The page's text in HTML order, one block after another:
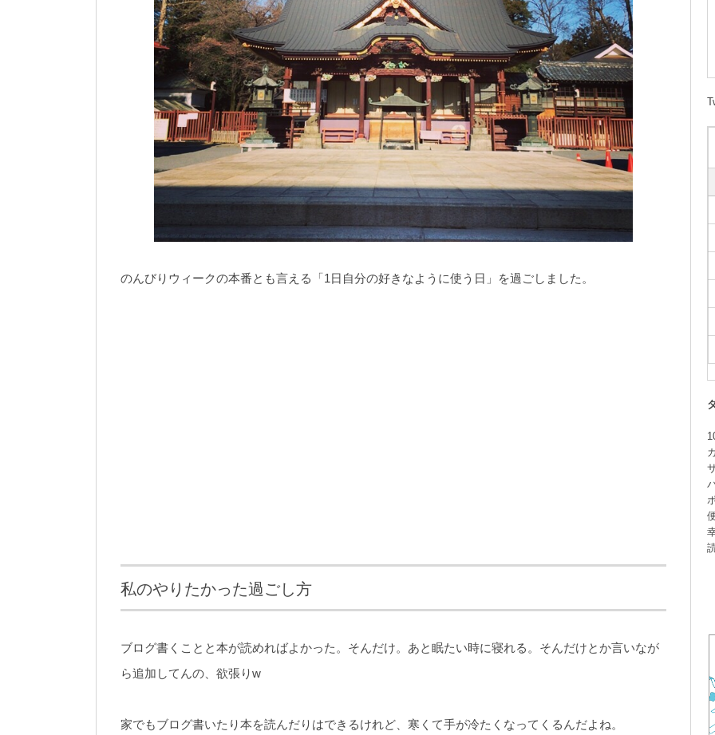
のんびりウィークの本番とも言える「1日自分の好きなように使う日」を過ごしました。
私のやりたかった過ごし方
ブログ書くことと本が読めればよかった。そんだけ。あと眠たい時に寝れる。そんだけとか言いなが
ら追加してんの、欲張りw
家でもブログ書いたり本を読んだりはできるけれど、寒くて手が冷たくなってくるんだよね。